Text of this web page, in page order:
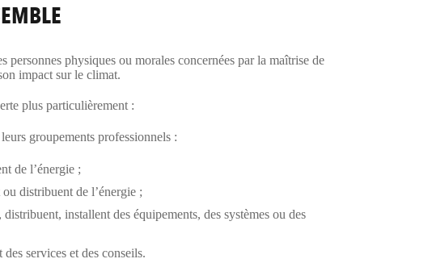
personnes physiques ou morales concernées par la maîtrise de
impact sur le climat.
plus particulièrement :
groupements professionnels :
de l’énergie ;
distribuent de l’énergie ;
installent des équipements, des systèmes ou des
services et des conseils.